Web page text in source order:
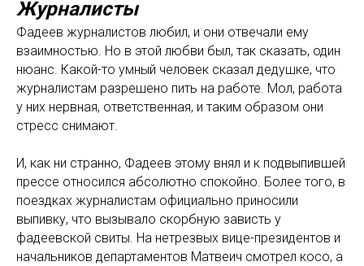
Журналисты
Фадеев журналистов любил, и они отвечали ему
взаимностью. Но в этой любви был, так сказать, один
нюанс. Какой-то умный человек сказал дедушке, что
журналистам разрешено пить на работе. Мол, работа
у них нервная, ответственная, и таким образом они
стресс снимают.
И, как ни странно, Фадеев этому внял и к подвыпившей
прессе относился абсолютно спокойно. Более того, в
поездках журналистам официально приносили
выпивку, что вызывало скорбную зависть у
фадеевской свиты. На нетрезвых вице-президентов и
начальников департаментов Матвеич смотрел косо, а